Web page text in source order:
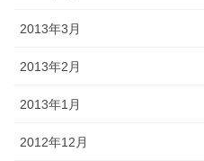
2013年3月
2013年2月
2013年1月
2012年12月